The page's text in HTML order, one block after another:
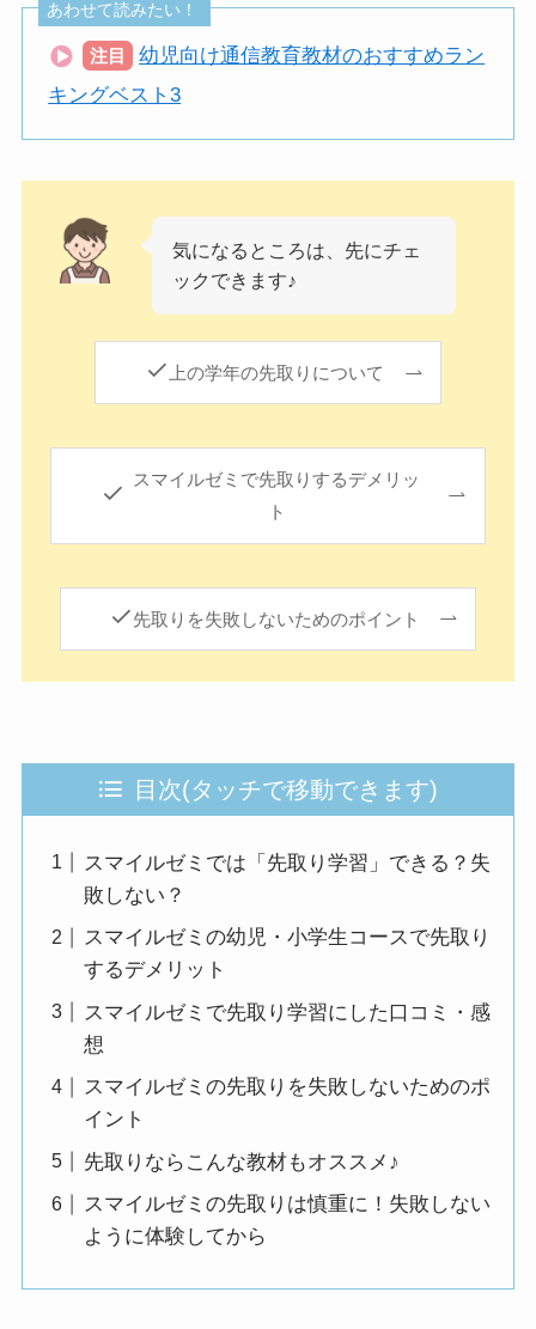
あわせて読みたい！
注目
幼児向け通信教育教材のおすすめラン
キングベスト3
気になるところは、先にチェ
ックできます♪
上の学年の先取りについて
スマイルゼミで先取りするデメリッ
ト
先取りを失敗しないためのポイント
目次(タッチで移動できます)
スマイルゼミでは「先取り学習」できる？失
敗しない？
スマイルゼミの幼児・小学生コースで先取り
するデメリット
スマイルゼミで先取り学習にした口コミ・感
想
スマイルゼミの先取りを失敗しないためのポ
イント
先取りならこんな教材もオススメ♪
スマイルゼミの先取りは慎重に！失敗しない
ように体験してから